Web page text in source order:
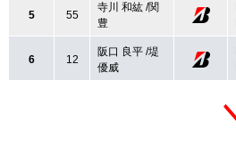
5 55
寺川 和紘 /関
豊
6 12
阪口 良平 /堤
優威